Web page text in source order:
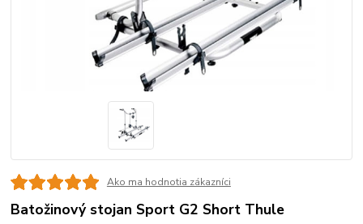
Ako ma hodnotia zákazníci
Batožinový stojan Sport G2 Short Thule